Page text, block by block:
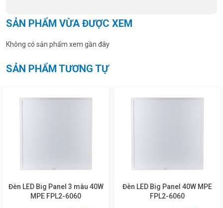
SẢN PHẨM VỪA ĐƯỢC XEM
Không có sản phẩm xem gần đây
SẢN PHẨM TƯƠNG TỰ
Đèn LED Big Panel 3 màu 40W
MPE FPL2-6060
Đèn LED Big Panel 40W MPE
FPL2-6060